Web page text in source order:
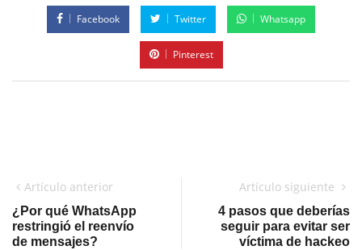
Facebook Twitter Whatsapp
Pinterest
Artículo anterior
¿Por qué WhatsApp
restringió el reenvío
de mensajes?
Artículo siguiente
4 pasos que deberías
seguir para evitar ser
víctima de hackeo